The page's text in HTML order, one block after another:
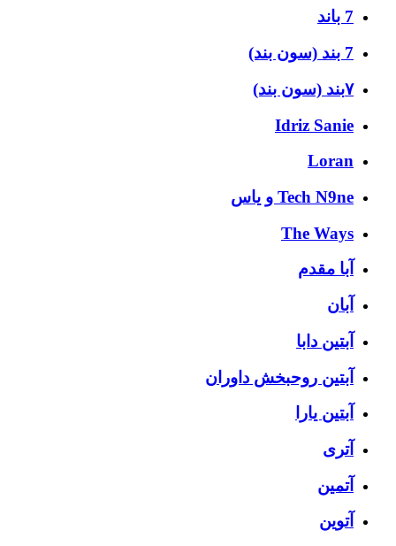
7 باند
7 بند (سون بند)
۷بند (سون بند)
Idriz Sanie
Loran
Tech N9ne و یاس
The Ways
آبا مقدم
آبان
آبتین دابا
آبتین روحبخش داوران
آبتین یارا
آتری
آتمین
آتوین